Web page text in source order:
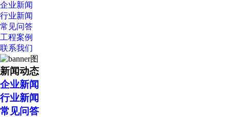
企业新闻
行业新闻
常见问答
工程案例
联系我们
新闻动态
企业新闻
行业新闻
常见问答